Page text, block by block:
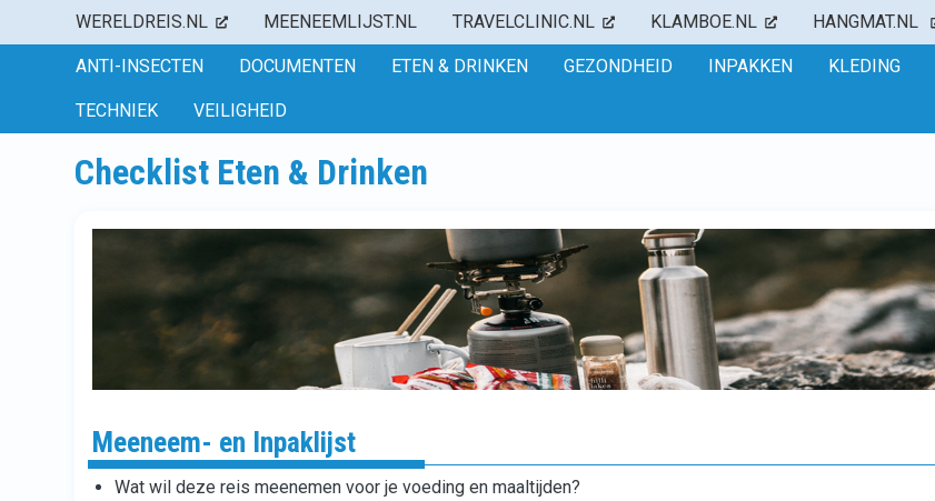
WERELDREIS.NL MEENEEMLIJST.NL TRAVELCLINIC.NL KLAMBOE.NL HANGMAT.NL
ANTI-INSECTEN DOCUMENTEN ETEN & DRINKEN GEZONDHEID INPAKKEN KLEDING
TECHNIEK VEILIGHEID
Checklist Eten & Drinken
Meeneem- en Inpaklijst
Wat wil deze reis meenemen voor je voeding en maaltijden?